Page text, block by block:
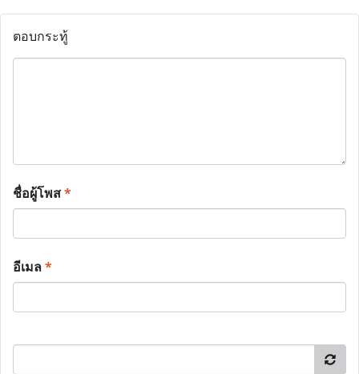
ตอบกระทู้
ชื่อผู้โพส*
อีเมล*